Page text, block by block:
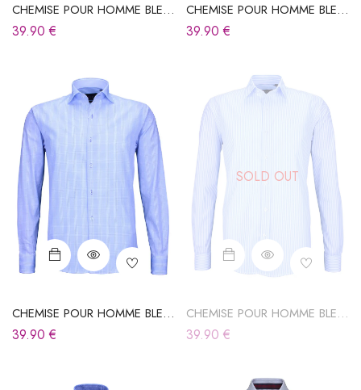
CHEMISE POUR HOMME BLEU
CIEL
39.90€
CHEMISE POUR HOMME BLEU
CIEL
39.90€
CHEMISE POUR HOMME BLEU
CIEL À CARREAUX
39.90€
SOLD OUT
CHEMISE POUR HOMME BLEU
CIEL À RAYURES
39.90 €